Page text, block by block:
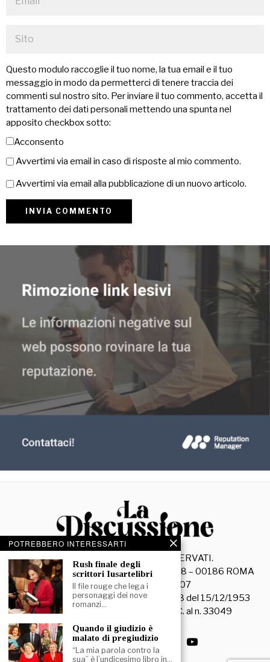
Questo modulo raccoglie il tuo nome, la tua email e il tuo
messaggio in modo da permetterci di tenere traccia dei
commenti sul nostro sito. Per inviare il tuo commento, accetta il
trattamento dei dati personali mettendo una spunta nel
apposito checkbox sotto:
Acconsento
Avvertimi via email in caso di risposte al mio commento.
Avvertimi via email alla pubblicazione di un nuovo articolo.
©
- TUTTI I DIRITTI RISERVATI.
La Discussione S.r.l. – Piazza Capranica, 78 – 00186 ROMA
C.F. e P. IVA 15045971007
Registrazione Tribunale di Roma n. 3628 del 15/12/1953
La società editrice è iscritta al R.O.C. al n. 33049
POTREBBERO INTERESSARTI
Rush finale degli
scrittori Iusartelibri
Il file rouge che lega i
personaggi dei nove
romanzi…
Quando il giudizio è
malato di pregiudizio
“La mia parola contro la
sua” è l’undicesimo libro in…